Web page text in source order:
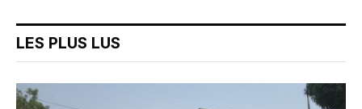
LES PLUS LUS